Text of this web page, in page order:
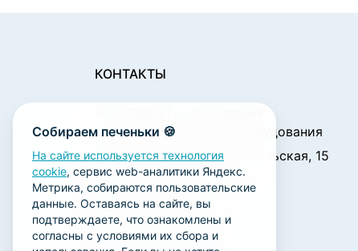
Собираем печеньки 🍪
На сайте используется технология
cookie, сервис web-аналитики Яндекс.
Метрика, собираются пользовательские
данные. Оставаясь на сайте, вы
подтверждаете, что ознакомлены и
согласны с условиями их сбора и
КОНТАКТЫ
стоматологического оборудования
450001, г. Уфа ул. Комсомольская, 15
Пн. - Чт.: 09:00 - 18:00
Пт.: 09:00 - 17:00
Сб., Вс.: выходной
ortodent@yandex.ru